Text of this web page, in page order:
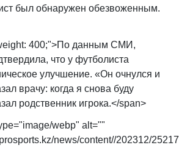
был обнаружен обезвоженным.
400;">По данным СМИ,
что у футболиста
улучшение. «Он очнулся и
врачу: когда я снова буду
родственник игрока.</span>
webp" alt=""
news/content//202312/